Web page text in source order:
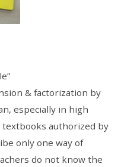
& factorization by
especially in high
textbooks authorized by
only one way of
do not know the